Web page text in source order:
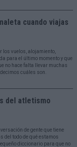
cuando viajas
los vuelos, alojamiento,
para el último momento y que
no hace falta llevar muchas
cuáles son.
del atletismo
de gente que tiene
del todo de qué estamos
diccionario para que no